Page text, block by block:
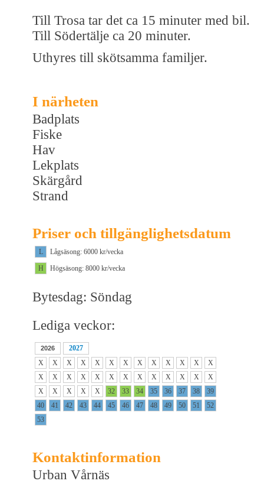
Till Trosa tar det ca 15 minuter med bil.
Till Södertälje ca 20 minuter.
Uthyres till skötsamma familjer.
I närheten
Badplats
Fiske
Hav
Lekplats
Skärgård
Strand
Priser och tillgänglighetsdatum
L
Lågsäsong: 6000 kr/vecka
H
Högsäsong: 8000 kr/vecka
Bytesdag: Söndag
Lediga veckor:
2026
2027
X
X X X X X X X X X X X
X
X
X X X X X X X X X X X
X
X
X X X X 32 33 34 35 36 37 38
39
40
41 42 43 44 45 46 47 48 49 50 51
52
53
Kontaktinformation
Urban Vårnäs